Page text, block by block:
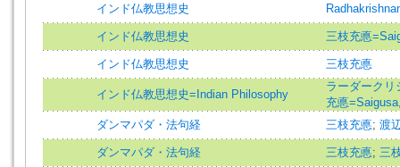
インド仏教思想史
インド仏教思想史 三枝充悳
インド仏教思想史 三枝充悳
インド仏教思想史=Indian Philosophy
ラーダーク
充悳
ダンマパダ・法句経
三枝充悳; 渡
ダンマパダ・法句経 三枝充悳; 三